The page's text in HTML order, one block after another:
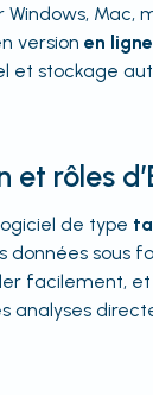
Windows, Mac,
version en ligne
et stockage
et rôles
de type
données sous
facilement,
analyses